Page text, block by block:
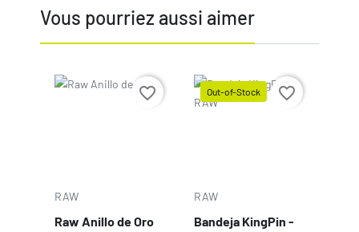
Vous pourriez aussi aimer
Prix
RAW
Raw Anillo de Oro
favorite_border Out-of-Stock
RAW
Bandeja KingPin -
favorite_border